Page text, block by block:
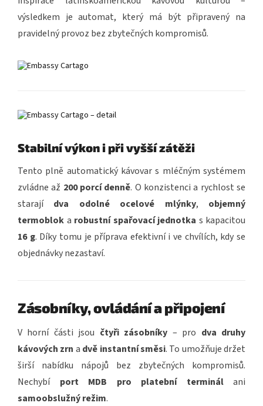
výsledkem je automat, který má být připravený na
pravidelný provoz bez zbytečných kompromisů.
Stabilní výkon i při vyšší zátěži
Tento plně automatický kávovar s mléčným systémem
zvládne až 200 porcí denně. O konzistenci a rychlost se
starají dva odolné ocelové mlýnky, objemný
termoblok a robustní spařovací jednotka s kapacitou
16 g. Díky tomu je příprava efektivní i ve chvílích, kdy se
objednávky nezastaví.
Zásobníky, ovládání a připojení
V horní části jsou čtyři zásobníky – pro dva druhy
kávových zrn a dvě instantní směsi. To umožňuje držet
širší nabídku nápojů bez zbytečných kompromisů.
Nechybí port MDB pro platební terminálani
samoobslužný režim.